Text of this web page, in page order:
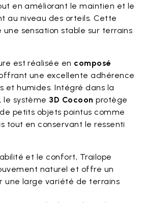
en améliorant le maintien et le
au niveau des orteils. Cette
une sensation stable sur terrains
est réalisée en composé
une excellente adhérence
et humides. Intégré dans la
, le système 3D Cocoon protège
petits objets pointus comme
tout en conservant le ressenti
et le confort, Trailope
naturel et offre un
une large variété de terrains